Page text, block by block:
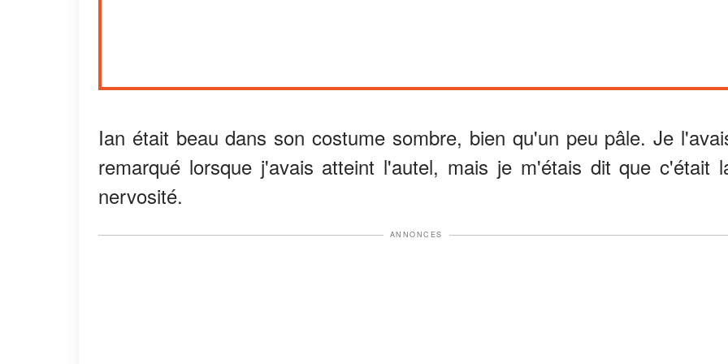
Ian était beau dans son costume sombre, bien qu'un peu pâle. Je
remarqué lorsque j'avais atteint l'autel, mais je m'étais dit que c'était
nervosité.
ANNONCES